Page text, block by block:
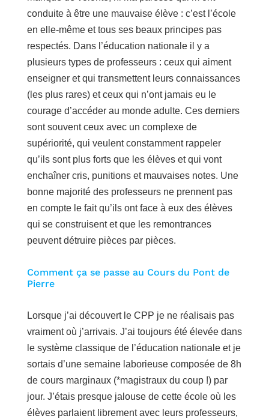
conduite à être une mauvaise élève : c’est l’école
en elle-même et tous ses beaux principes pas
respectés. Dans l’éducation nationale il y a
plusieurs types de professeurs : ceux qui aiment
enseigner et qui transmettent leurs connaissances
(les plus rares) et ceux qui n’ont jamais eu le
courage d’accéder au monde adulte. Ces derniers
sont souvent ceux avec un complexe de
supériorité, qui veulent constamment rappeler
qu’ils sont plus forts que les élèves et qui vont
enchaîner cris, punitions et mauvaises notes. Une
bonne majorité des professeurs ne prennent pas
en compte le fait qu’ils ont face à eux des élèves
qui se construisent et que les remontrances
peuvent détruire pièces par pièces.
Comment ça se passe au Cours du Pont de
Pierre
Lorsque j’ai découvert le CPP je ne réalisais pas
vraiment où j’arrivais. J’ai toujours été élevée dans
le système classique de l’éducation nationale et je
sortais d’une semaine laborieuse composée de 8h
de cours marginaux (*magistraux du coup !) par
jour. J’étais presque jalouse de cette école où les
élèves parlaient librement avec leurs professeurs,